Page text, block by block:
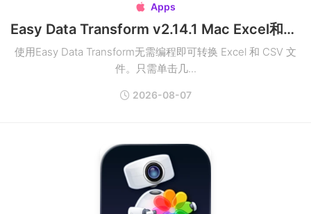
 Apps
Easy Data Transform v2.14.1 Mac Excel和CSV文件转换器
使用Easy Data Transform无需编程即可转换 Excel 和 CSV 文
件。只需单击几...
2026-08-07